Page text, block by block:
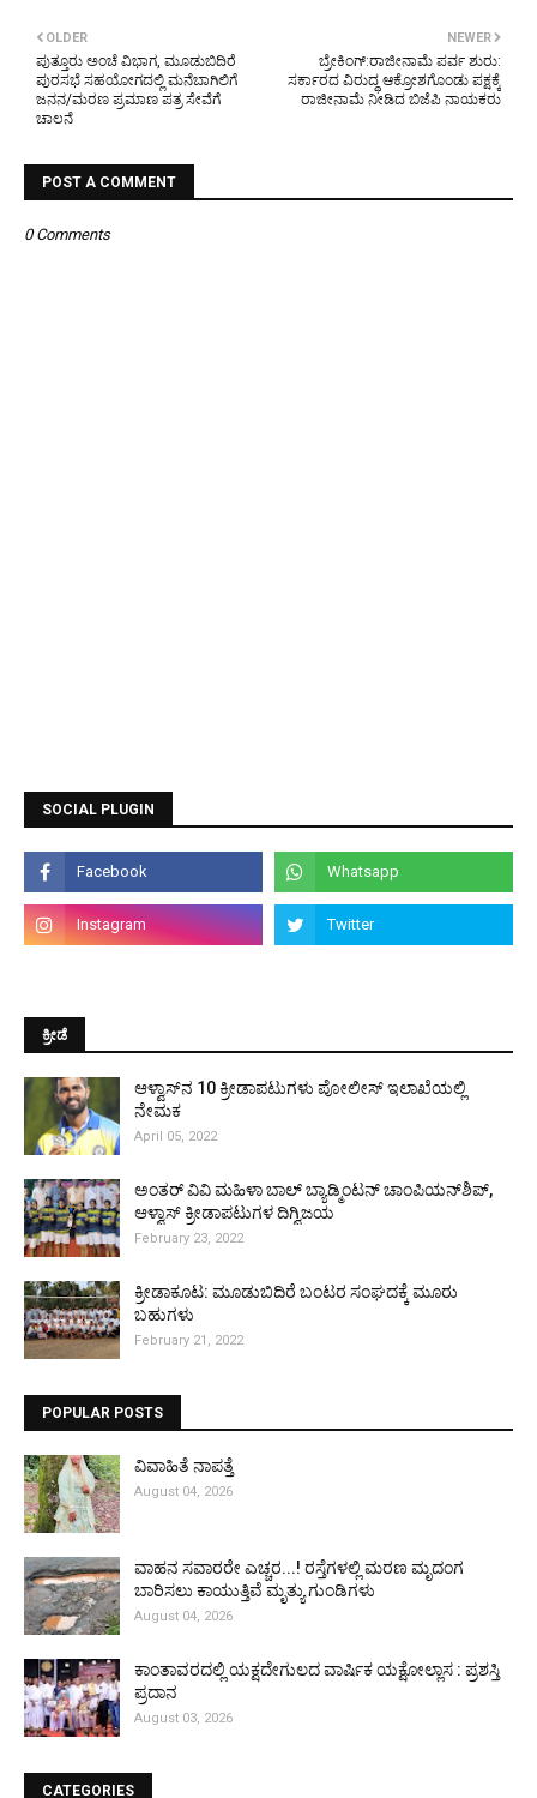
NEWER
ಬ್ರೇಕಿಂಗ್:ರಾಜೀನಾಮೆ ಪರ್ವ ಶುರು:
ಸರ್ಕಾರದ ವಿರುದ್ಧ ಆಕ್ರೋಶಗೊಂಡು ಪಕ್ಷಕ್ಕೆ
ರಾಜೀನಾಮೆ ನೀಡಿದ ಬಿಜೆಪಿ ನಾಯಕರು
OLDER
ಪುತ್ತೂರು ಅಂಚೆ ವಿಭಾಗ, ಮೂಡುಬಿದಿರೆ
ಪುರಸಭೆ ಸಹಯೋಗದಲ್ಲಿ ಮನೆಬಾಗಿಲಿಗೆ
ಜನನ/ಮರಣ ಪ್ರಮಾಣ ಪತ್ರ ಸೇವೆಗೆ
ಚಾಲನೆ
POST A COMMENT
0 Comments
SOCIAL PLUGIN
ಕ್ರೀಡೆ
ಆಳ್ವಾಸ್‌ನ 10 ಕ್ರೀಡಾಪಟುಗಳು ಪೋಲೀಸ್ ಇಲಾಖೆಯಲ್ಲಿ
ನೇಮಕ
April 05, 2022
ಅಂತರ್ ವಿವಿ ಮಹಿಳಾ ಬಾಲ್ ಬ್ಯಾಡ್ಮಿಂಟನ್ ಚಾಂಪಿಯನ್‌ಶಿಪ್,
ಆಳ್ವಾಸ್ ಕ್ರೀಡಾಪಟುಗಳ ದಿಗ್ವಿಜಯ
February 23, 2022
ಕ್ರೀಡಾಕೂಟ: ಮೂಡುಬಿದಿರೆ ಬಂಟರ ಸಂಘದಕ್ಕೆ ಮೂರು
ಬಹುಗಳು
February 21, 2022
POPULAR POSTS
ವಿವಾಹಿತೆ ನಾಪತ್ತೆ
August 04, 2026
ವಾಹನ ಸವಾರರೇ ಎಚ್ಚರ...! ರಸ್ತೆಗಳಲ್ಲಿ ಮರಣ ಮೃದಂಗ
ಬಾರಿಸಲು ಕಾಯುತ್ತಿವೆ ಮೃತ್ಯು ಗುಂಡಿಗಳು
August 04, 2026
ಕಾಂತಾವರದಲ್ಲಿ ಯಕ್ಷದೇಗುಲದ ವಾರ್ಷಿಕ ಯಕ್ಷೋಲ್ಲಾಸ : ಪ್ರಶಸ್ತಿ
ಪ್ರದಾನ
August 03, 2026
CATEGORIES